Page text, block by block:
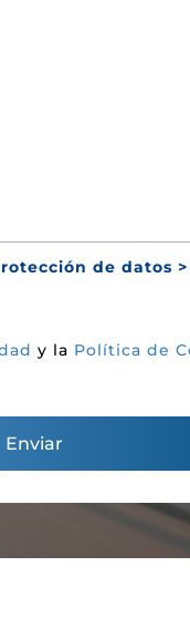
de datos >
y la Política de